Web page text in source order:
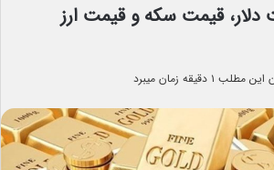
قیمت سکه و قیمت ارز
۱ دقیقه زمان میبرد